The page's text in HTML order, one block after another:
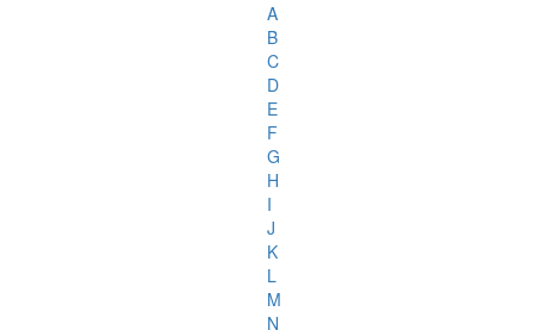
A
B
C
D
E
F
G
H
I
J
K
L
M
N